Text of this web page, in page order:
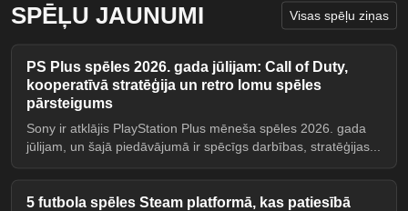
SPĒĻU JAUNUMI Visas spēļu ziņas
PS Plus spēles 2026. gada jūlijam: Call of Duty,
kooperatīvā stratēģija un retro lomu spēles
pārsteigums
Sony ir atklājis PlayStation Plus mēneša spēles 2026. gada
jūlijam, un šajā piedāvājumā ir spēcīgs darbības, stratēģijas...
5 futbola spēles Steam platformā, kas patiesībā